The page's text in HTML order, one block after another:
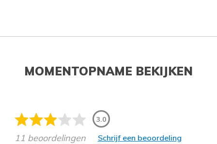
MOMENTOPNAME BEKIJKEN
3.0
11 beoordelingen Schrijf een beoordeling